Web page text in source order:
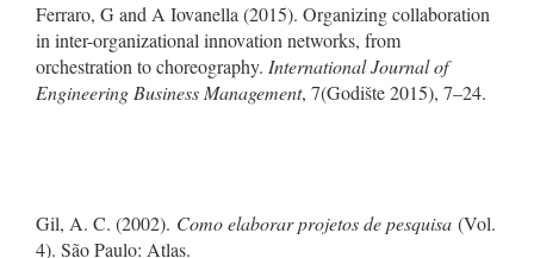
Ferraro, G and A Iovanella (2015). Organizing collaboration
in inter-organizational innovation networks, from
orchestration to choreography. International Journal of
Engineering Business Management, 7(Godište 2015), 7–24.
Gil, A. C. (2002). Como elaborar projetos de pesquisa (Vol.
4). São Paulo: Atlas.